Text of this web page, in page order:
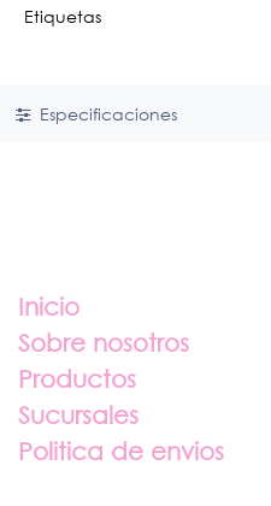
Etiquetas
Especificaciones
Inicio
Sobre nosotros
Productos
Sucursales
Politica de envios